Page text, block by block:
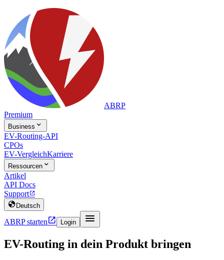
ABRP
Premium
Business 
EV-Routing-API
CPOs
EV-VergleichKarriere
Ressourcen 
Artikel
API Docs
Support
 Deutsch
ABRP starten Login 
EV-Routing in dein Produkt bringen